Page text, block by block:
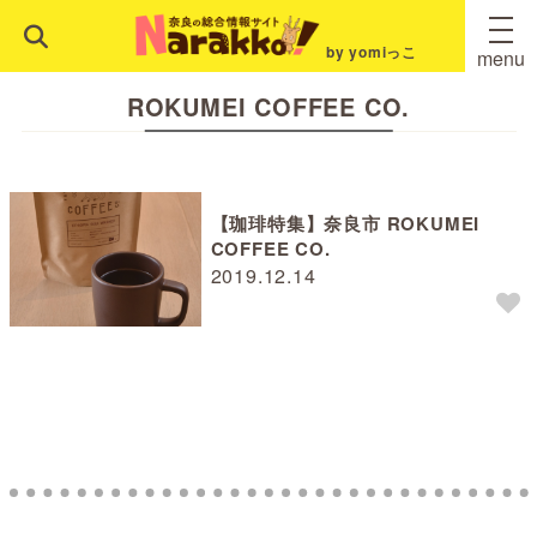
by yomiっこ menu
ROKUMEI COFFEE CO.
2019.12.14
【珈琲特集】奈良市 ROKUMEI
COFFEE CO.